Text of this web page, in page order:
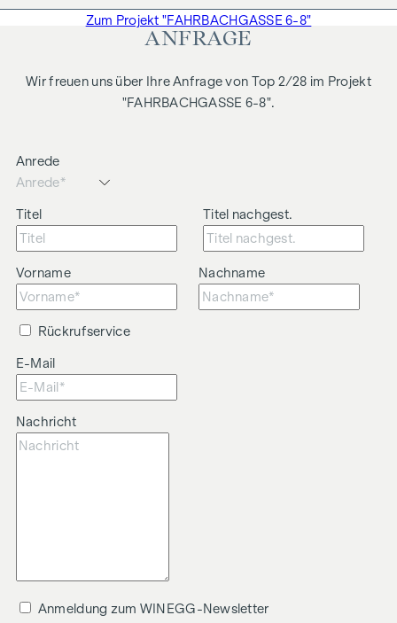
Zum Projekt "FAHRBACHGASSE 6-8"
ANFRAGE
Wir freuen uns über Ihre Anfrage von Top 2/28 im Projekt
"FAHRBACHGASSE 6-8".
Anrede
Titel Titel nachgest.
Vorname Nachname
Rückrufservice
E-Mail
Nachricht
Anmeldung zum WINEGG-Newsletter